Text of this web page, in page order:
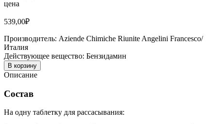
цена
539,00₽
Производитель: Aziende Chimiche Riunite Angelini Francesco/
Италия
Действующее вещество: Бензидамин
В корзину
Описание
Состав
На одну таблетку для рассасывания: